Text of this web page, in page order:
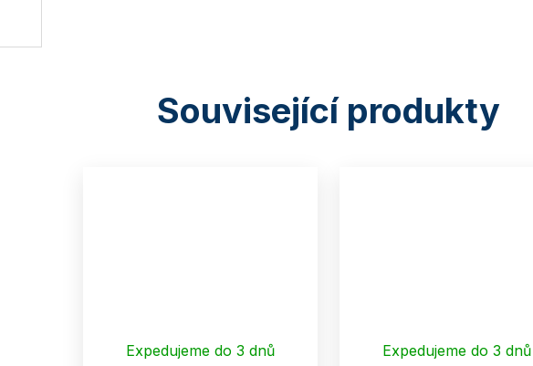
Související produkty
Expedujeme do 3 dnů Expedujeme do 3 dnů